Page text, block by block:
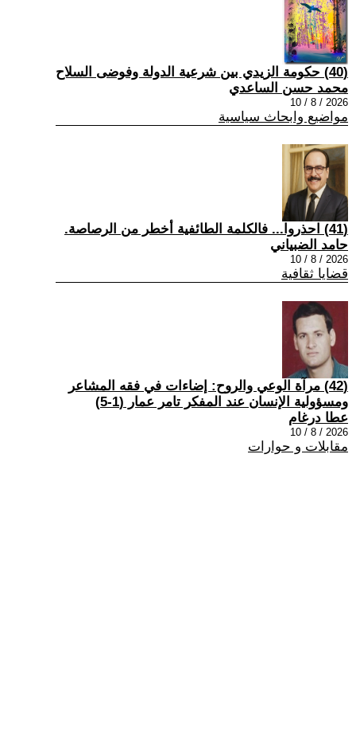
(40) حكومة الزيدي بين شرعية الدولة وفوضى السلاح
محمد حسن الساعدي
2026 / 8 / 10
مواضيع وابحاث سياسية
(41) احذروا... فالكلمة الطائفية أخطر من الرصاصة.
حامد الضبياني
2026 / 8 / 10
قضايا ثقافية
(42) مرآة الوعي والروح: إضاءات في فقه المشاعر
ومسؤولية الإنسان عند المفكر تامر عمار (1-5)
عطا درغام
2026 / 8 / 10
مقابلات و حوارات